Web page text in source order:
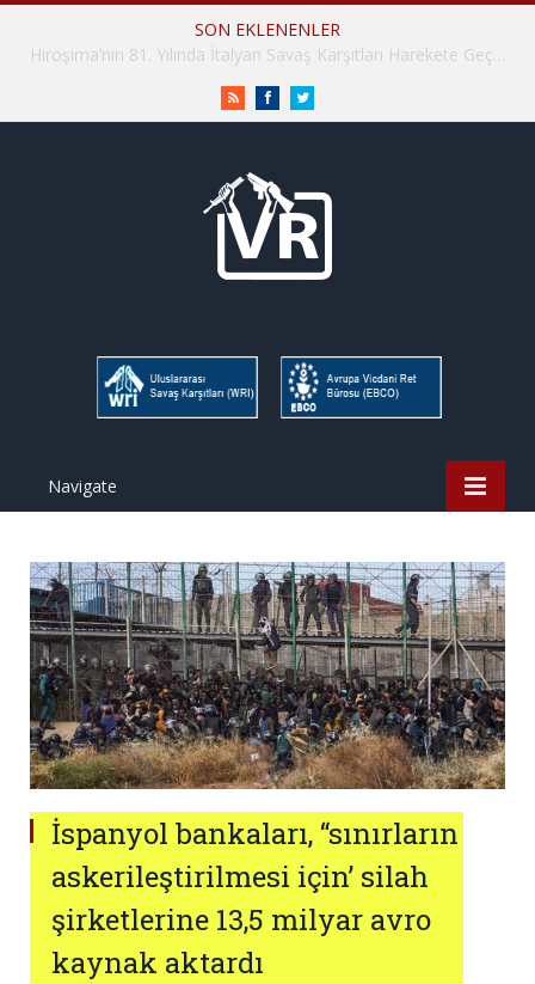
SON EKLENENLER
İHD İstanbul Şube Vicdani Ret Komisyonu: Vicdani Retçiler Olarak Destek İçin Buradayız!
RSS FacebookTwitter
Navigate
İspanyol bankaları, “sınırların
askerileştirilmesi için’ silah
şirketlerine 13,5 milyar avro
kaynak aktardı